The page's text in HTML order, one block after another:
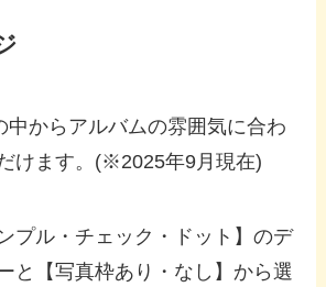
中からアルバムの雰囲気に合わ
けます。(※2025年9月現在)
プル・チェック・ドット】のデ
と【写真枠あり・なし】から選